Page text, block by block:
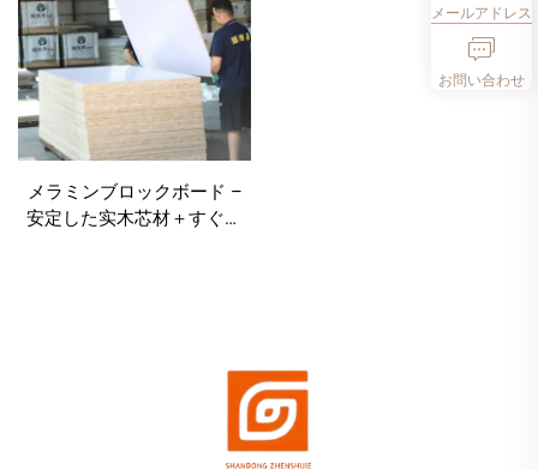
メラミンブロックボード –
安定した实木芯材＋すぐに
メールアドレス
お問い合わせ